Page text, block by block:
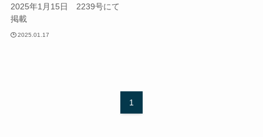
2025年1月15日 2239号にて
掲載
2025.01.17
1